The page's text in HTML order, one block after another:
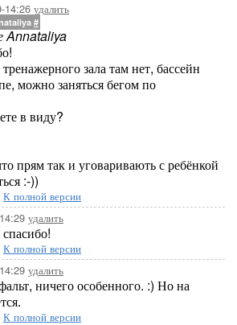
14:26 удалить
#
Annataliya
зала там нет, бассейн
можно заняться бегом по
в виду?
прям так и уговаривають с ребёнкой
:-))
К полной версии
удалить
спасибо!
К полной версии
удалить
ничего особенного. :) Но на
К полной версии